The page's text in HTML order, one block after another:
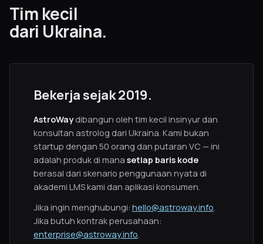
Tim kecil
dari Ukraina.
Bekerja sejak 2019.
AstroWaydibangun oleh tim kecil insinyur dan
konsultan astrolog dari Ukraina. Kami bukan
startup dengan 50 orang dan putaran VC — ini
adalah produk di mana setiap baris kode
berasal dari skenario penggunaan nyata di
akademi LMS kami dan aplikasi konsumen.
Jika ingin menghubungi: hello@astroway.info.
Jika butuh kontrak perusahaan:
enterprise@astroway.info.